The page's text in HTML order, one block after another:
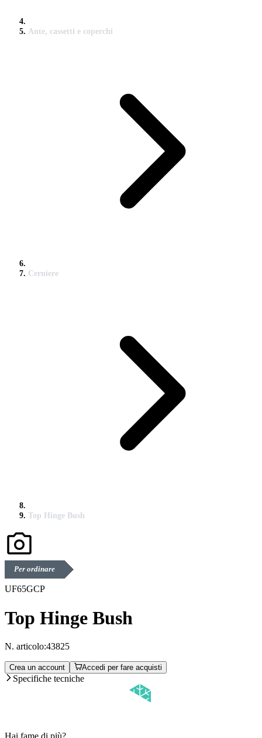
Ante, cassetti e coperchi
Cerniere
Top Hinge Bush
Per ordinare
UF65GCP
Top Hinge Bush
N. articolo:43825
Crea un account Accedi per fare acquisti
Specifiche tecniche